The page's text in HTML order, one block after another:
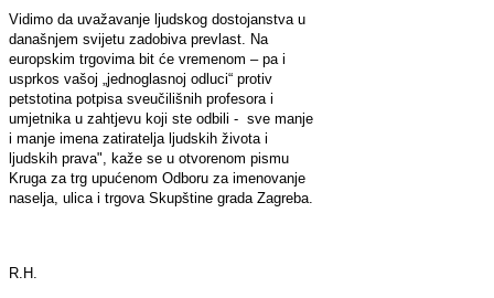
Vidimo da uvažavanje ljudskog dostojanstva u
današnjem svijetu zadobiva prevlast. Na
europskim trgovima bit će vremenom – pa i
usprkos vašoj „jednoglasnoj odluci“ protiv
petstotina potpisa sveučilišnih profesora i
umjetnika u zahtjevu koji ste odbili - sve manje
i manje imena zatiratelja ljudskih života i
ljudskih prava", kaže se u otvorenom pismu
Kruga za trg upućenom Odboru za imenovanje
naselja, ulica i trgova Skupštine grada Zagreba.
R.H.